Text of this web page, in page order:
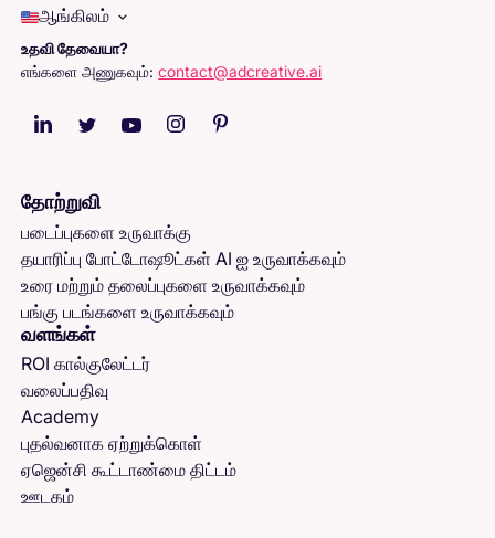
ஆங்கிலம்
உதவி தேவையா?
எங்களை அணுகவும்:contact@adcreative.ai
தோற்றுவி
படைப்புகளை உருவாக்கு
தயாரிப்பு போட்டோஷூட்கள் AI ஐ உருவாக்கவும்
உரை மற்றும் தலைப்புகளை உருவாக்கவும்
பங்கு படங்களை உருவாக்கவும்
வளங்கள்
ROI கால்குலேட்டர்
வலைப்பதிவு
Academy
புதல்வனாக ஏற்றுக்கொள்
ஏஜென்சி கூட்டாண்மை திட்டம்
ஊடகம்